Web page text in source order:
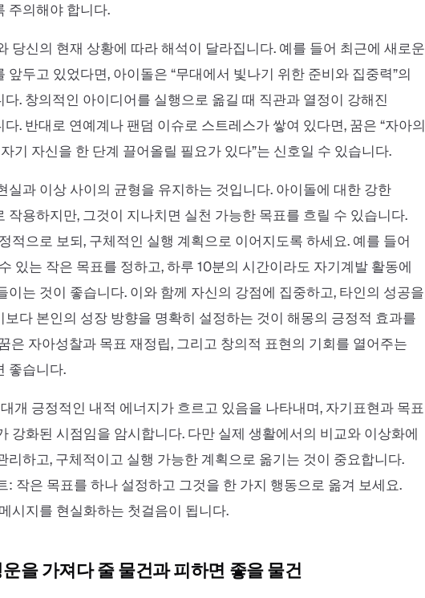
주의해야 합니다.
당신의 현재 상황에 따라 해석이 달라집니다. 예를 들어 최근에 새로운
앞두고 있었다면, 아이돌은 “무대에서 빛나기 위한 준비와 집중력”의
. 창의적인 아이디어를 실행으로 옮길 때 직관과 열정이 강해진
. 반대로 연예계나 팬덤 이슈로 스트레스가 쌓여 있다면, 꿈은 “자아의
기 자신을 한 단계 끌어올릴 필요가 있다”는 신호일 수 있습니다.
실과 이상 사이의 균형을 유지하는 것입니다. 아이돌에 대한 강한
작용하지만, 그것이 지나치면 실천 가능한 목표를 흐릴 수 있습니다.
적으로 보되, 구체적인 실행 계획으로 이어지도록 하세요. 예를 들어
있는 작은 목표를 정하고, 하루 10분의 시간이라도 자기계발 활동에
이는 것이 좋습니다. 이와 함께 자신의 강점에 집중하고, 타인의 성공을
다 본인의 성장 방향을 명확히 설정하는 것이 해몽의 긍정적 효과를
은 자아성찰과 목표 재정립, 그리고 창의적 표현의 기회를 열어주는
좋습니다.
개 긍정적인 내적 에너지가 흐르고 있음을 나타내며, 자기표현과 목표
강화된 시점임을 암시합니다. 다만 실제 생활에서의 비교와 이상화에
리하고, 구체적이고 실행 가능한 계획으로 옮기는 것이 중요합니다.
: 작은 목표를 하나 설정하고 그것을 한 가지 행동으로 옮겨 보세요.
시지를 현실화하는 첫걸음이 됩니다.
을 가져다 줄 물건과 피하면 좋을 물건